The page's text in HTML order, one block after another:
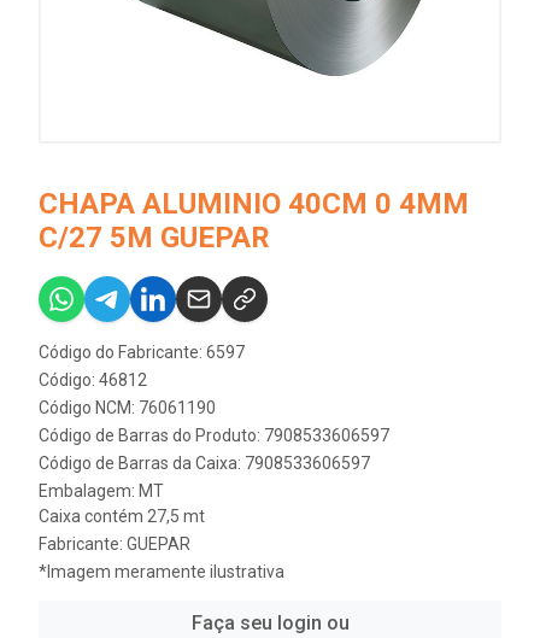
CHAPA ALUMINIO 40CM 0 4MM
C/27 5M GUEPAR
Código do Fabricante: 6597
Código: 46812
Código NCM: 76061190
Código de Barras do Produto: 7908533606597
Código de Barras da Caixa: 7908533606597
Embalagem: MT
Caixa contém 27,5 mt
Fabricante: GUEPAR
*Imagem meramente ilustrativa
Faça seu login ou